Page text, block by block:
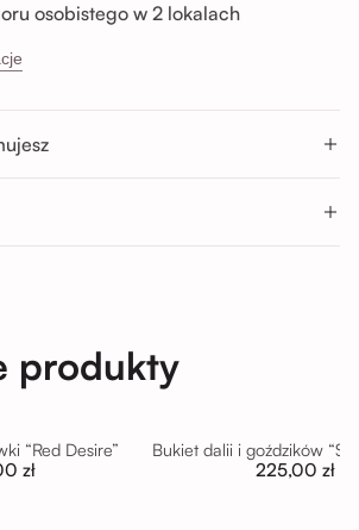
osobistego w 2 lokalach
659 Wrocław
14:00 - 17:00; 17:00 - 20:00
- 17:00
produkty
“Red Desire”
zł
Bukiet dalii i goździków
225,00 zł